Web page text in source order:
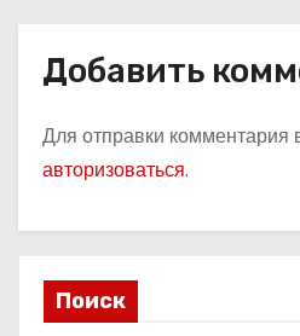
Добавить
Для отправки комментария
авторизоваться.
Поиск